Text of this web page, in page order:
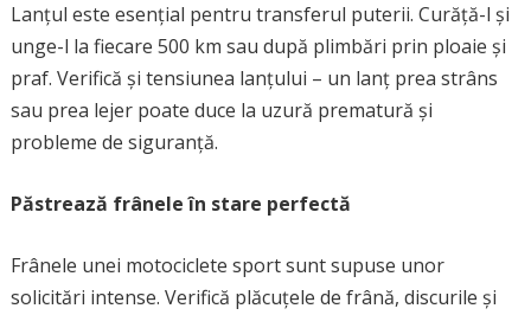
Lanțul este esențial pentru transferul puterii. Curăță-l și
unge-l la fiecare 500 km sau după plimbări prin ploaie și
praf. Verifică și tensiunea lanțului – un lanț prea strâns
sau prea lejer poate duce la uzură prematură și
probleme de siguranță.
Păstrează frânele în stare perfectă
Frânele unei motociclete sport sunt supuse unor
solicitări intense. Verifică plăcuțele de frână, discurile și